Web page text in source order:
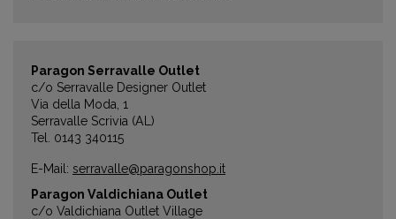
Paragon Serravalle Outlet
c/o Serravalle Designer Outlet
Via della Moda, 1
Serravalle Scrivia (AL)
Tel. 0143 340115
E-Mail: serravalle@paragonshop.it
Paragon Valdichiana Outlet
c/o Valdichiana Outlet Village